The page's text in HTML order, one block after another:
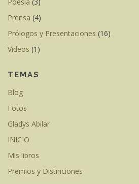
Prensa (4)
Prólogos y Presentaciones (16)
Videos (1)
TEMAS
Blog
Fotos
Gladys Abilar
INICIO
Mis libros
Premios y Distinciones